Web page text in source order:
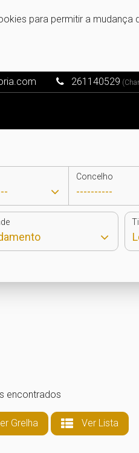
para permitir a
261140529
Concelho
encontrados
Grelha Ver Lista